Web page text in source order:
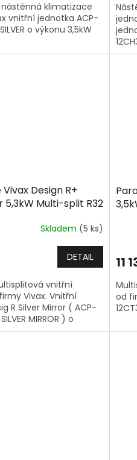
klimatizace
vnitřní jednotka ACP-
o výkonu 3,5kW
Design R+
5,3kW Multi-split R32
Skladem (5 ks)
DETAIL
vnitřní
Vivax. Vnitřní
R Silver Mirror ( ACP-
MIRROR ) o
11
od